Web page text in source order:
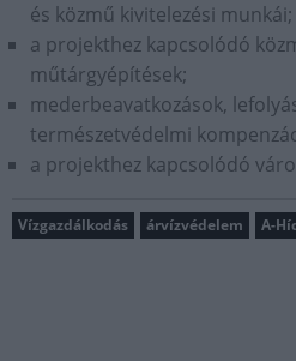
és közmű kivitelezési munkái;
a projekthez kapcsolódó
műtárgyépítések;
mederbeavatkozások,
természetvédelmi
a projekthez kapcsolódó
Vízgazdálkodás árvízvédelem A-